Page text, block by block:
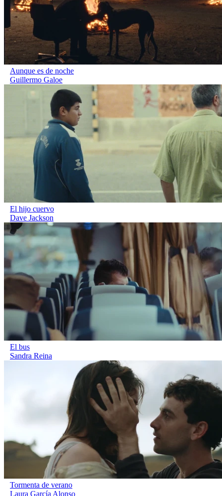
Aunque es de noche
Guillermo Galoe
El hijo cuervo
Dave Jackson
El bus
Sandra Reina
Tormenta de verano
Laura García Alonso